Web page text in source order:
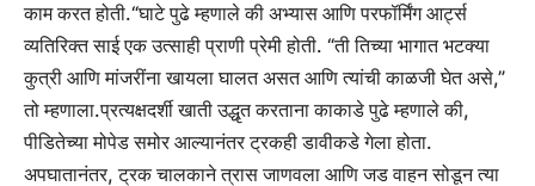
काम करत होती.“घाटे पुढे म्हणाले की अभ्यास आणि परफॉर्मिंग आर्ट्स
व्यतिरिक्त साई एक उत्साही प्राणी प्रेमी होती. “ती तिच्या भागात भटक्या
कुत्री आणि मांजरींना खायला घालत असत आणि त्यांची काळजी घेत असे,”
तो म्हणाला.प्रत्यक्षदर्शी खाती उद्धृत करताना काकाडे पुढे म्हणाले की,
पीडितेच्या मोपेड समोर आल्यानंतर ट्रकही डावीकडे गेला होता.
अपघातानंतर, ट्रक चालकाने त्रास जाणवला आणि जड वाहन सोडून त्या